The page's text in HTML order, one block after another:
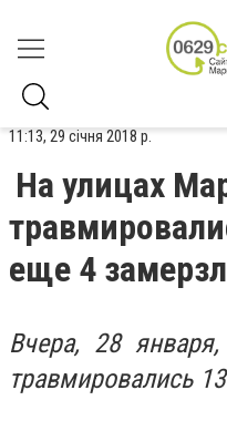
11:13, 29 січня 2018 р.
На улицах
еще 4
Вчера, 28
травмировались